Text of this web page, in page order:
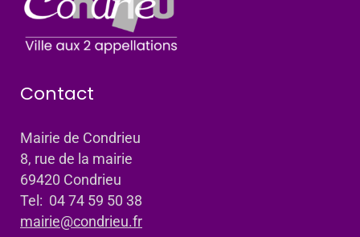
Contact
Mairie de Condrieu
8, rue de la mairie
69420 Condrieu
Tel: 04 74 59 50 38
mairie@condrieu.fr